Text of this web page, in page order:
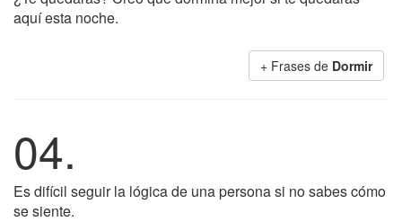
aquí esta noche.
+ Frases de Dormir
04.
Es difícil seguir la lógica de una persona si no sabes cómo
se siente.